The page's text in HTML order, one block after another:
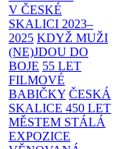
V ČESKÉ
SKALICI 2023–
2025 KDYŽ MUŽI
(NE)JDOU DO
BOJE 55 LET
FILMOVÉ
BABIČKY ČESKÁ
SKALICE 450 LET
MĚSTEM STÁLÁ
EXPOZICE